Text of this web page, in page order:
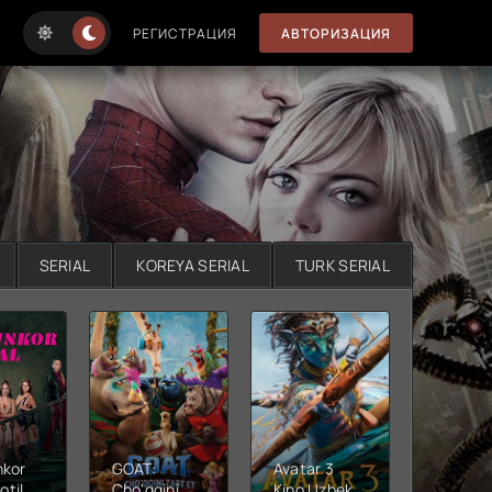
РЕГИСТРАЦИЯ АВТОРИЗАЦИЯ
SERIAL KOREYA SERIAL TURK SERIAL
GOAT:
Avatar 3